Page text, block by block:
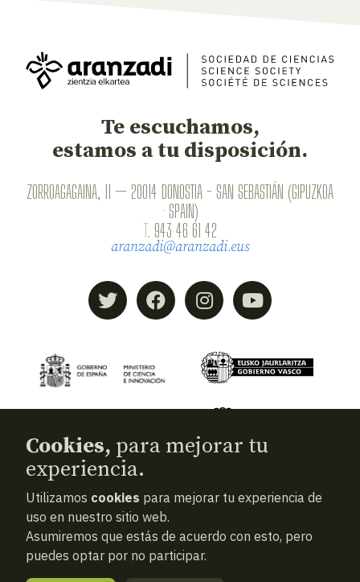
Te escuchamos,
estamos a tu disposición.
ZORROAGAGAINA, 11 — 20014 DONOSTIA - SAN SEBASTIÁN (GIPUZKOA
· SPAIN)
T. 943 46 61 42
aranzadi@aranzadi.eus
© 2026Aranzadi — Zientzia elkartea
Términos y condiciones
Política de privacidad
Cookies, para mejorar tu
experiencia.
Utilizamos cookies para mejorar tu experiencia de
uso en nuestro sitio web.
Asumiremos que estás de acuerdo con esto, pero
puedes optar por no participar.